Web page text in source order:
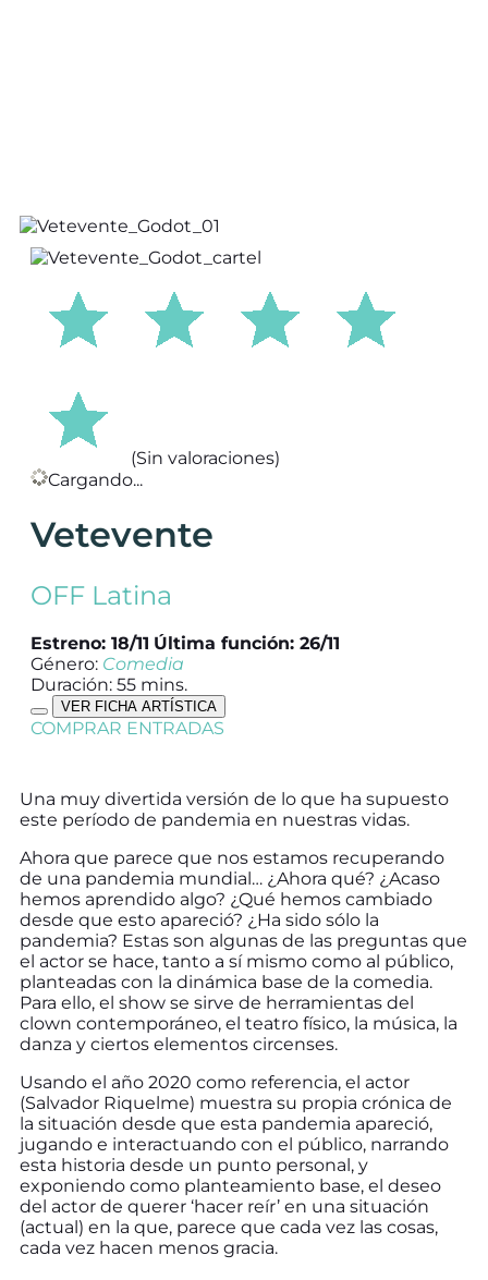
(Sin valoraciones)
Cargando...
Vetevente
OFF Latina
Estreno: 18/11 Última función: 26/11
Género: Comedia
Duración: 55 mins.
VER FICHA ARTÍSTICA
COMPRAR ENTRADAS
Una muy divertida versión de lo que ha supuesto
este período de pandemia en nuestras vidas.
Ahora que parece que nos estamos recuperando
de una pandemia mundial… ¿Ahora qué? ¿Acaso
hemos aprendido algo? ¿Qué hemos cambiado
desde que esto apareció? ¿Ha sido sólo la
pandemia? Estas son algunas de las preguntas que
el actor se hace, tanto a sí mismo como al público,
planteadas con la dinámica base de la comedia.
Para ello, el show se sirve de herramientas del
clown contemporáneo, el teatro físico, la música, la
danza y ciertos elementos circenses.
Usando el año 2020 como referencia, el actor
(Salvador Riquelme) muestra su propia crónica de
la situación desde que esta pandemia apareció,
jugando e interactuando con el público, narrando
esta historia desde un punto personal, y
exponiendo como planteamiento base, el deseo
del actor de querer ‘hacer reír’ en una situación
(actual) en la que, parece que cada vez las cosas,
cada vez hacen menos gracia.